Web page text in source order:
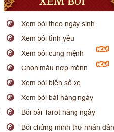
Xem bói theo ngày sinh
Xem bói tình yêu
Xem bói cung mệnh
Chọn màu hợp mệnh
Xem bói biển số xe
Xem bói bài hàng ngày
Bói bài Tarot hàng ngày
Bói chứng minh thư nhân dân